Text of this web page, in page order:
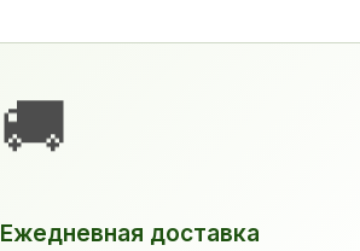
🚚
Ежедневная доставка